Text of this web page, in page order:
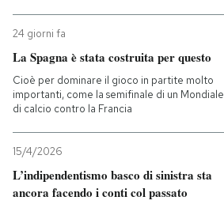
I MIEI PREFERITI
SHOP
CALENDARIO
AREA PERSONALE
24 giorni fa
La Spagna è stata costruita per questo
Cioè per dominare il gioco in partite molto
importanti, come la semifinale di un Mondiale
di calcio contro la Francia
15/4/2026
L’indipendentismo basco di sinistra sta
ancora facendo i conti col passato